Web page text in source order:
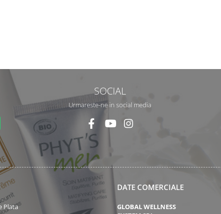
SOCIAL
Urmareste-ne in social media
Plata
DATE COMERCIALE
GLOBAL WELLNESS